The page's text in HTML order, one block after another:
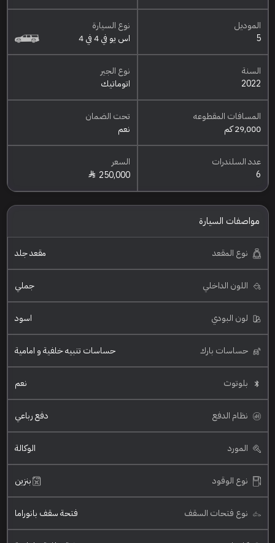
الموديل
5
نوع السيارة
اس يو في 4 في 4
السنة
2022
نوع الجير
اتوماتيك
المسافات المقطوعه
29,000 كم
تحت الضمان
نعم
عدد السلندرات
6
السعر
250,000
مواصفات السيارة
نوع المقعد مقعد جلد
اللون الداخلي جملي
لون البودي اسود
حساسات بارك حساسات تنبيه خلفية و امامية
بلوتوث نعم
نظام الدفع دفع رباعي
المورد الوكالة
نوع الوقود بنزين
نوع فتحات السقف فتحة سقف بانوراما